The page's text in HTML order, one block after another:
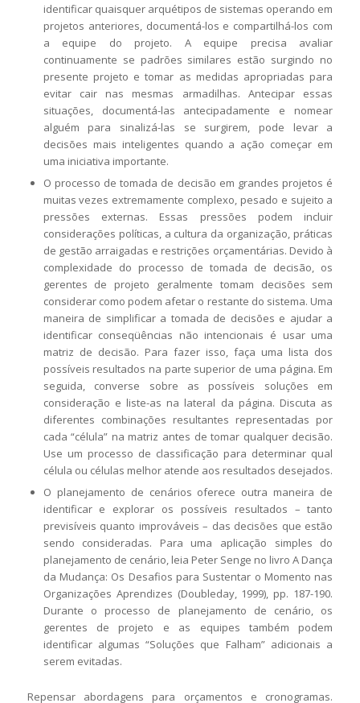
identificar quaisquer arquétipos de sistemas operando em
projetos anteriores, documentá-los e compartilhá-los com
a equipe do projeto. A equipe precisa avaliar
continuamente se padrões similares estão surgindo no
presente projeto e tomar as medidas apropriadas para
evitar cair nas mesmas armadilhas. Antecipar essas
situações, documentá-las antecipadamente e nomear
alguém para sinalizá-las se surgirem, pode levar a
decisões mais inteligentes quando a ação começar em
uma iniciativa importante.
O processo de tomada de decisão em grandes projetos é
muitas vezes extremamente complexo, pesado e sujeito a
pressões externas. Essas pressões podem incluir
considerações políticas, a cultura da organização, práticas
de gestão arraigadas e restrições orçamentárias. Devido à
complexidade do processo de tomada de decisão, os
gerentes de projeto geralmente tomam decisões sem
considerar como podem afetar o restante do sistema. Uma
maneira de simplificar a tomada de decisões e ajudar a
identificar conseqüências não intencionais é usar uma
matriz de decisão. Para fazer isso, faça uma lista dos
possíveis resultados na parte superior de uma página. Em
seguida, converse sobre as possíveis soluções em
consideração e liste-as na lateral da página. Discuta as
diferentes combinações resultantes representadas por
cada “célula” na matriz antes de tomar qualquer decisão.
Use um processo de classificação para determinar qual
célula ou células melhor atende aos resultados desejados.
O planejamento de cenários oferece outra maneira de
identificar e explorar os possíveis resultados – tanto
previsíveis quanto improváveis – das decisões que estão
sendo consideradas. Para uma aplicação simples do
planejamento de cenário, leia Peter Senge no livro A Dança
da Mudança: Os Desafios para Sustentar o Momento nas
Organizações Aprendizes (Doubleday, 1999), pp. 187-190.
Durante o processo de planejamento de cenário, os
gerentes de projeto e as equipes também podem
identificar algumas “Soluções que Falham” adicionais a
serem evitadas.
Repensar abordagens para orçamentos e cronogramas.